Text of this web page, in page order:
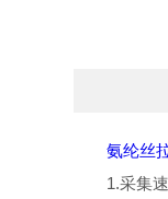
氨纶丝
1.采集速